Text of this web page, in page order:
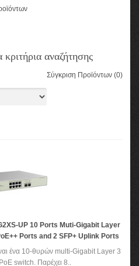
αναζήτησης
Σύγκριση Προϊόντων (0)
UP 10 Ports Muti-Gigabit Layer
Ports and 2 SFP+ Uplink Ports
ένα 10-θυρών multi-Gigabit Layer 3
switch. Παρέχει 8..